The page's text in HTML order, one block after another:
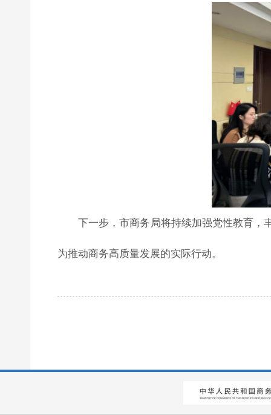
下一步，市商务局将持续加强党性教育，
为推动商务高质量发展的实际行动。